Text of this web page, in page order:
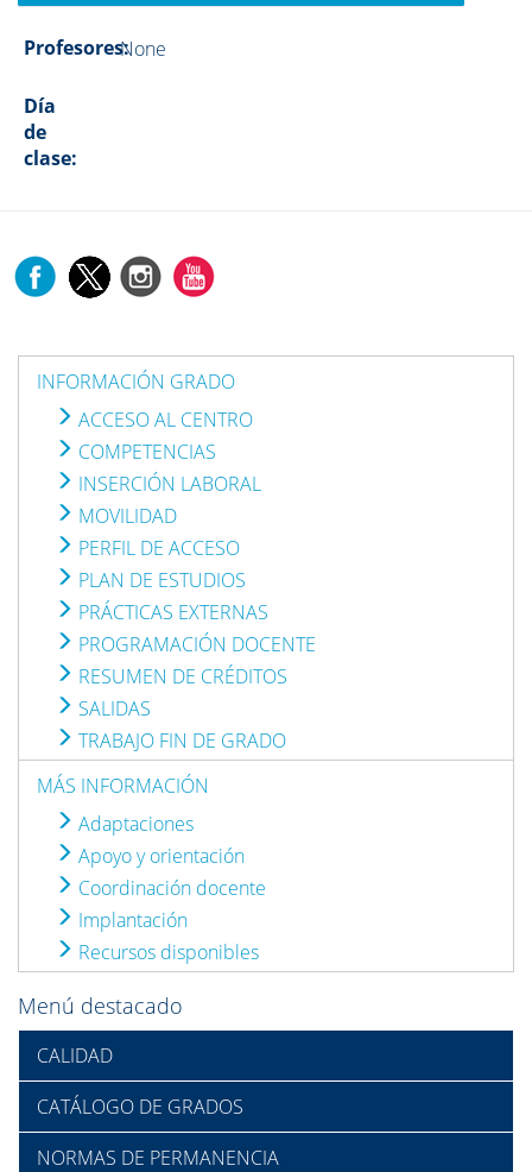
Profesores:None
Día
de
clase:
INFORMACIÓN GRADO
ACCESO AL CENTRO
COMPETENCIAS
INSERCIÓN LABORAL
MOVILIDAD
PERFIL DE ACCESO
PLAN DE ESTUDIOS
PRÁCTICAS EXTERNAS
PROGRAMACIÓN DOCENTE
RESUMEN DE CRÉDITOS
SALIDAS
TRABAJO FIN DE GRADO
MÁS INFORMACIÓN
Adaptaciones
Apoyo y orientación
Coordinación docente
Implantación
Recursos disponibles
Menú destacado
CALIDAD
CATÁLOGO DE GRADOS
NORMAS DE PERMANENCIA